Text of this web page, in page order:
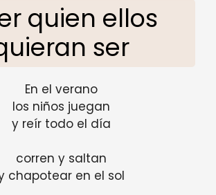
quien ellos
ser
En el verano
los niños juegan
y reír todo el día
corren y saltan
chapotear en el sol